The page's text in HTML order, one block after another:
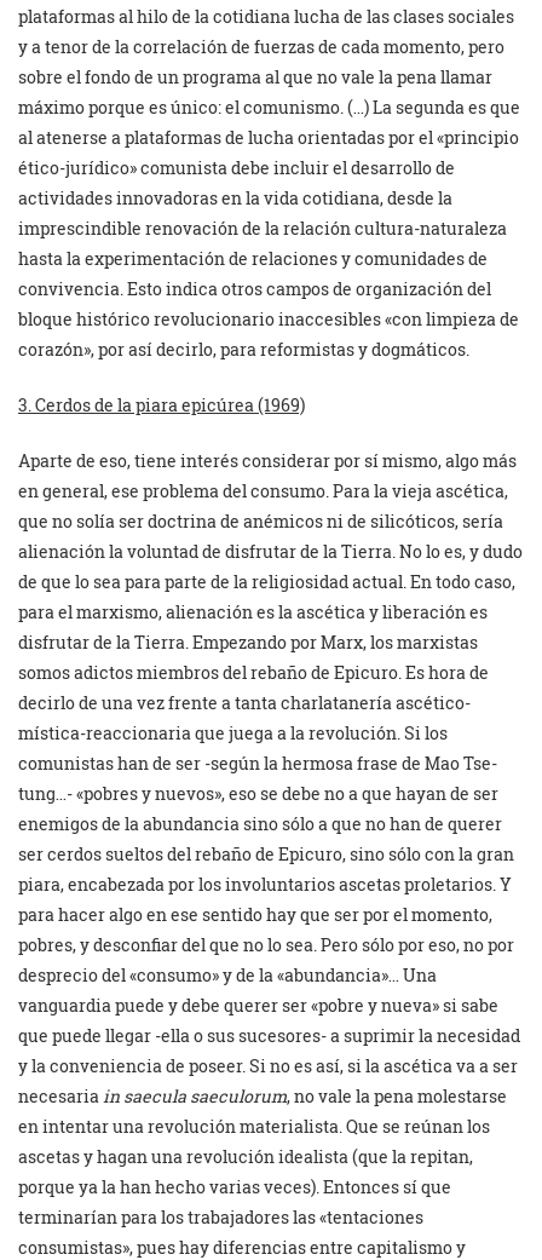
plataformas al hilo de la cotidiana lucha de las clases sociales
y a tenor de la correlación de fuerzas de cada momento, pero
sobre el fondo de un programa al que no vale la pena llamar
máximo porque es único: el comunismo. (…) La segunda es que
al atenerse a plataformas de lucha orientadas por el «principio
ético-jurídico» comunista debe incluir el desarrollo de
actividades innovadoras en la vida cotidiana, desde la
imprescindible renovación de la relación cultura-naturaleza
hasta la experimentación de relaciones y comunidades de
convivencia. Esto indica otros campos de organización del
bloque histórico revolucionario inaccesibles «con limpieza de
corazón», por así decirlo, para reformistas y dogmáticos.
3. Cerdos de la piara epicúrea (1969)
Aparte de eso, tiene interés considerar por sí mismo, algo más
en general, ese problema del consumo. Para la vieja ascética,
que no solía ser doctrina de anémicos ni de silicóticos, sería
alienación la voluntad de disfrutar de la Tierra. No lo es, y dudo
de que lo sea para parte de la religiosidad actual. En todo caso,
para el marxismo, alienación es la ascética y liberación es
disfrutar de la Tierra. Empezando por Marx, los marxistas
somos adictos miembros del rebaño de Epicuro. Es hora de
decirlo de una vez frente a tanta charlatanería ascético-
mística-reaccionaria que juega a la revolución. Si los
comunistas han de ser -según la hermosa frase de Mao Tse-
tung…- «pobres y nuevos», eso se debe no a que hayan de ser
enemigos de la abundancia sino sólo a que no han de querer
ser cerdos sueltos del rebaño de Epicuro, sino sólo con la gran
piara, encabezada por los involuntarios ascetas proletarios. Y
para hacer algo en ese sentido hay que ser por el momento,
pobres, y desconfiar del que no lo sea. Pero sólo por eso, no por
desprecio del «consumo» y de la «abundancia»… Una
vanguardia puede y debe querer ser «pobre y nueva» si sabe
que puede llegar -ella o sus sucesores- a suprimir la necesidad
y la conveniencia de poseer. Si no es así, si la ascética va a ser
necesaria in saecula saeculorum, no vale la pena molestarse
en intentar una revolución materialista. Que se reúnan los
ascetas y hagan una revolución idealista (que la repitan,
porque ya la han hecho varias veces). Entonces sí que
terminarían para los trabajadores las «tentaciones
consumistas», pues hay diferencias entre capitalismo y